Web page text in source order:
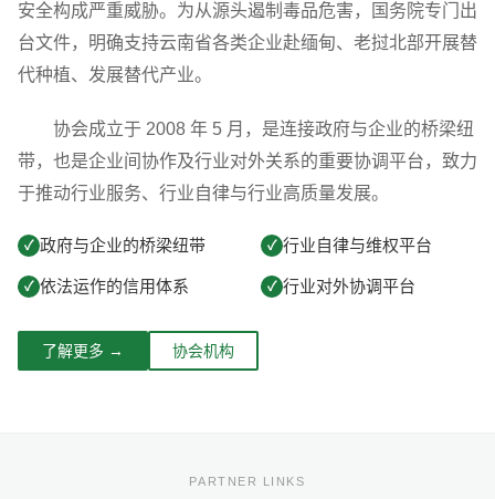
安全构成严重威胁。为从源头遏制毒品危害，国务院专门出
台文件，明确支持云南省各类企业赴缅甸、老挝北部开展替
代种植、发展替代产业。
协会成立于 2008 年 5 月，是连接政府与企业的桥梁纽
带，也是企业间协作及行业对外关系的重要协调平台，致力
于推动行业服务、行业自律与行业高质量发展。
✓ 政府与企业的桥梁纽带 ✓ 行业自律与维权平台
✓ 依法运作的信用体系 ✓ 行业对外协调平台
了解更多 → 协会机构